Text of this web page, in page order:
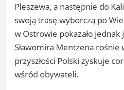
Pleszewa, a następnie do
swoją trasę wyborczą po
w Ostrowie pokazało
Sławomira Mentzena rośnie
przyszłości Polski zyskuje
wśród obywateli.